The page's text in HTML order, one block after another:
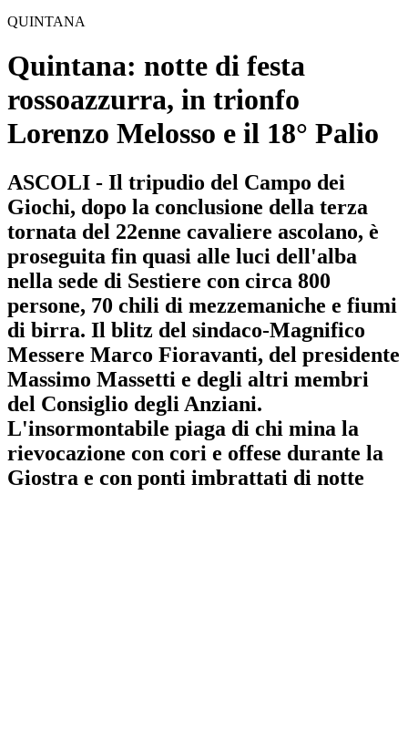
QUINTANA
Quintana: notte di festa
rossoazzurra, in trionfo
Lorenzo Melosso e il 18° Palio
ASCOLI - Il tripudio del Campo dei
Giochi, dopo la conclusione della terza
tornata del 22enne cavaliere ascolano, è
proseguita fin quasi alle luci dell'alba
nella sede di Sestiere con circa 800
persone, 70 chili di mezzemaniche e fiumi
di birra. Il blitz del sindaco-Magnifico
Messere Marco Fioravanti, del presidente
Massimo Massetti e degli altri membri
del Consiglio degli Anziani.
L'insormontabile piaga di chi mina la
rievocazione con cori e offese durante la
Giostra e con ponti imbrattati di notte